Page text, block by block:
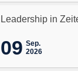
Leadership in
09 Sep.
2026